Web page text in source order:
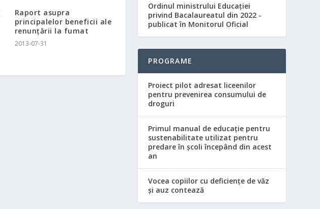
Raport asupra
principalelor beneficii ale
renunțării la fumat
2013-07-31
Ordinul ministrului Educaţiei
privind Bacalaureatul din 2022 -
publicat în Monitorul Oficial
PROGRAME
Proiect pilot adresat liceenilor
pentru prevenirea consumului de
droguri
Primul manual de educație pentru
sustenabilitate utilizat pentru
predare în școli începând din acest
an
Vocea copiilor cu deficiențe de văz
și auz contează